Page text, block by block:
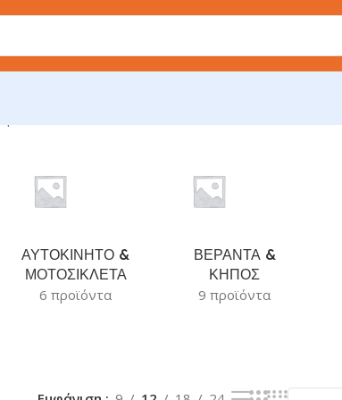
ΑΥΤΟΚΙΝΗΤΟ &
ΜΟΤΟΣΙΚΛΕΤΑ
6 προϊόντα
ΒΕΡΑΝΤΑ &
ΚΗΠΟΣ
9 προϊόντα